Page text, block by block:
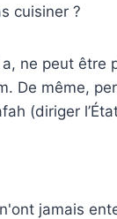
cuisiner ?
ne peut être
De même,
(diriger
jamais